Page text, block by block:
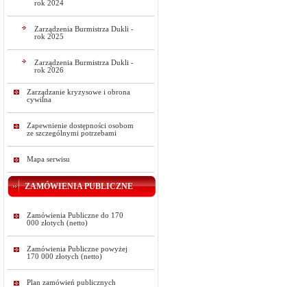
rok 2024
Zarządzenia Burmistrza Dukli -
rok 2025
Zarządzenia Burmistrza Dukli -
rok 2026
Zarządzanie kryzysowe i obrona
cywilna
Zapewnienie dostępności osobom
ze szczególnymi potrzebami
Mapa serwisu
ZAMÓWIENIA PUBLICZNE
Zamówienia Publiczne do 170
000 złotych (netto)
Zamówienia Publiczne powyżej
170 000 złotych (netto)
Plan zamówień publicznych